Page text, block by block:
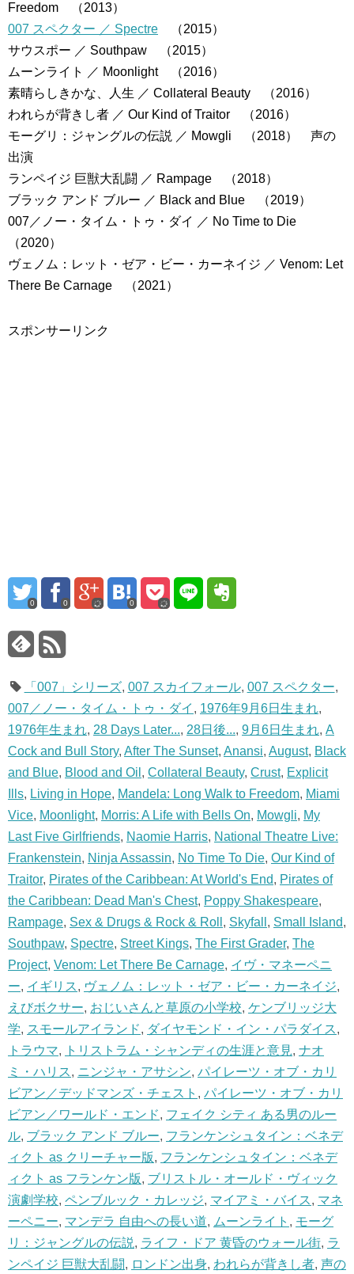
Freedom （2013）
007 スペクター ／ Spectre （2015）
サウスポー ／ Southpaw （2015）
ムーンライト ／ Moonlight （2016）
素晴らしきかな、人生 ／ Collateral Beauty （2016）
われらが背きし者 ／ Our Kind of Traitor （2016）
モーグリ：ジャングルの伝説 ／ Mowgli （2018） 声の
出演
ランペイジ 巨獣大乱闘 ／ Rampage （2018）
ブラック アンド ブルー ／ Black and Blue （2019）
007／ノー・タイム・トゥ・ダイ ／ No Time to Die
（2020）
ヴェノム：レット・ゼア・ビー・カーネイジ ／ Venom: Let
There Be Carnage （2021）
スポンサーリンク
0 0 0
「007」シリーズ, 007 スカイフォール, 007 スペクター,
007／ノー・タイム・トゥ・ダイ , 1976年9月6日生まれ,
1976年生まれ, 28 Days Later..., 28日後..., 9月6日生まれ, A
Cock and Bull Story, After The Sunset, Anansi, August, Black
and Blue, Blood and Oil , Collateral Beauty, Crust, Explicit
Ills, Living in Hope, Mandela: Long Walk to Freedom, Miami
Vice, Moonlight, Morris: A Life with Bells On, Mowgli, My
Last Five Girlfriends, Naomie Harris, National Theatre Live:
Frankenstein, Ninja Assassin, No Time To Die, Our Kind of
Traitor, Pirates of the Caribbean: At World's End, Pirates of
the Caribbean: Dead Man's Chest, Poppy Shakespeare,
Rampage, Sex & Drugs & Rock & Roll , Skyfall , Small Island,
Southpaw, Spectre, Street Kings, The First Grader, The
Project, Venom: Let There Be Carnage, イヴ・マネーペニ
ー, イギリス, ヴェノム：レット・ゼア・ビー・カーネイジ,
えびボクサー, おじいさんと草原の小学校, ケンブリッジ大
学, スモールアイランド, ダイヤモンド・イン・パラダイス,
トラウマ, トリストラム・シャンディの生涯と意見, ナオ
ミ・ハリス, ニンジャ・アサシン, パイレーツ・オブ・カリ
ビアン／デッドマンズ・チェスト , パイレーツ・オブ・カリ
ビアン／ワールド・エンド, フェイク シティ ある男のルー
ル, ブラック アンド ブルー, フランケンシュタイン：ベネデ
ィクト as クリーチャー版, フランケンシュタイン：ベネデ
ィクト as フランケン版, ブリストル・オールド・ヴィック
演劇学校, ペンブルック・カレッジ, マイアミ・バイス, マネ
ーペニー, マンデラ 自由への長い道, ムーンライト , モーグ
リ：ジャングルの伝説, ライフ・ドア 黄昏のウォール街, ラ
ンペイジ 巨獣大乱闘, ロンドン出身, われらが背きし者, 声の